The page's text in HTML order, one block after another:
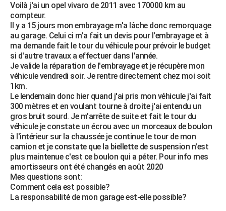
Guides de France
Escapades
Patrimoine
Expositions
Musées
Week-end nature
+LIFESTYLE
Art de vivre
Bien-être
Loisirs
Mode
Modes de vie
SANTE
Alimentation
Guide de la santé
Maladies
Médicaments
Sommeil
VOYAGE
Destinations
City break
Voyage nature
Voyage de noces
Forum
Climat
+PHOTO
GUIDES D'ACHAT
BONS PLANS
CARTE DE VOEUX
Carte de Noël
Carte Bonne année
Carte Saint-Valentin
Carte Pâques
Carte d'anniversaire
DICTIONNAIRE
Dictionnaire
Biographies
Citations
Expressions
Proverbes
PROGRAMME TV
COPAINS D'AVANT
Voilà j'ai un opel vivaro de 2011 avec 170000 km au
compteur.
Il y a 15 jours mon embrayage m'a lâche donc remorquage
au garage. Celui ci m'a fait un devis pour l'embrayage et à
ma demande fait le tour du véhicule pour prévoir le budget
si d'autre travaux a effectuer dans l'année.
Je valide la réparation de l'embrayage et je récupère mon
véhicule vendredi soir. Je rentre directement chez moi soit
1km.
Le lendemain donc hier quand j'ai pris mon véhicule j'ai fait
300 mètres et en voulant tourne à droite j'ai entendu un
gros bruit sourd. Je m'arrête de suite et fait le tour du
véhicule je constate un écrou avec un morceaux de boulon
à l'intérieur sur la chaussée je continue le tour de mon
camion et je constate que la biellette de suspension n'est
plus maintenue c'est ce boulon qui a péter. Pour info mes
amortisseurs ont été changés en août 2020
Mes questions sont:
Comment cela est possible?
La responsabilité de mon garage est-elle possible?